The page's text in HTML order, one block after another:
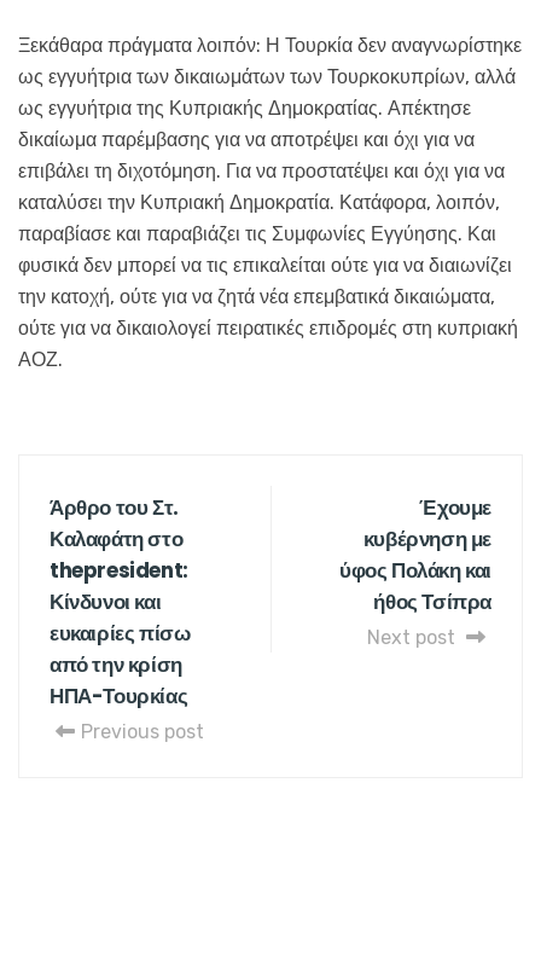
Ξεκάθαρα πράγματα λοιπόν: Η Τουρκία δεν αναγνωρίστηκε
ως εγγυήτρια των δικαιωμάτων των Τουρκοκυπρίων, αλλά
ως εγγυήτρια της Κυπριακής Δημοκρατίας. Απέκτησε
δικαίωμα παρέμβασης για να αποτρέψει και όχι για να
επιβάλει τη διχοτόμηση. Για να προστατέψει και όχι για να
καταλύσει την Κυπριακή Δημοκρατία. Κατάφορα, λοιπόν,
παραβίασε και παραβιάζει τις Συμφωνίες Εγγύησης. Και
φυσικά δεν μπορεί να τις επικαλείται ούτε για να διαιωνίζει
την κατοχή, ούτε για να ζητά νέα επεμβατικά δικαιώματα,
ούτε για να δικαιολογεί πειρατικές επιδρομές στη κυπριακή
ΑΟΖ.
Άρθρο του Στ.
Καλαφάτη στο
thepresident:
Κίνδυνοι και
ευκαιρίες πίσω
από την κρίση
ΗΠΑ-Τουρκίας
Previous post
Έχουμε
κυβέρνηση με
ύφος Πολάκη και
ήθος Τσίπρα
Next post